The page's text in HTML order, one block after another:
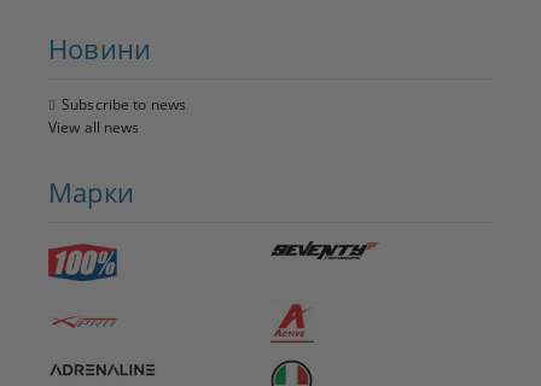
Новини
Subscribe to news
View all news
Марки